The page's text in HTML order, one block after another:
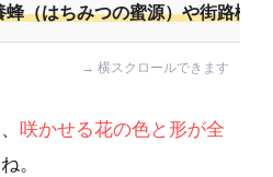
蜂（はちみつの蜜源）や街路樹
咲かせる花の色と形が全
。